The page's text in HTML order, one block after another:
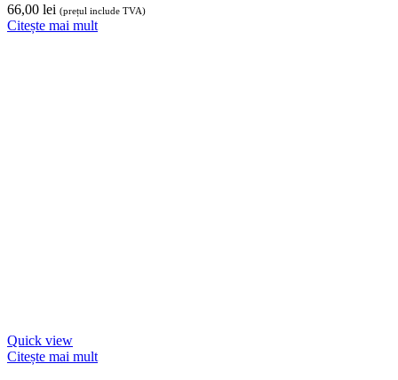
66,00 lei (prețul include TVA)
Citește mai mult
Quick view
Citește mai mult